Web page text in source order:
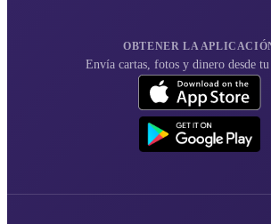
OBTENER LA
Envía cartas, fotos y dinero desde